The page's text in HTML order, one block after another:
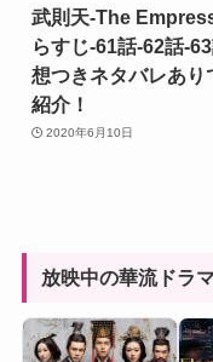
武則天-The
らすじ-61話-62話-
想つきネタバレあり
紹介！
2020年6月10日
放映中の華流ドラマ